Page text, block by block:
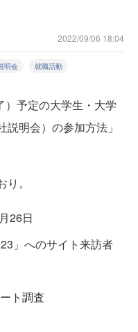
2022/09/06 18:04
明会 就職活動
予定の大学生・大学
明会）の参加方法」
。
26日
」へのサイト来訪者
ト調査